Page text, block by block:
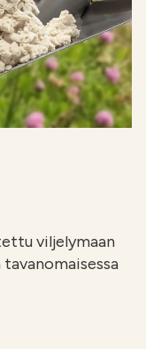
viljelymaan